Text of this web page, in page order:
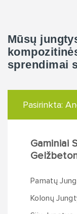
Mūsų
sprendimai
Pasirinkta:
Gaminiai
Pamatų
Kolonų